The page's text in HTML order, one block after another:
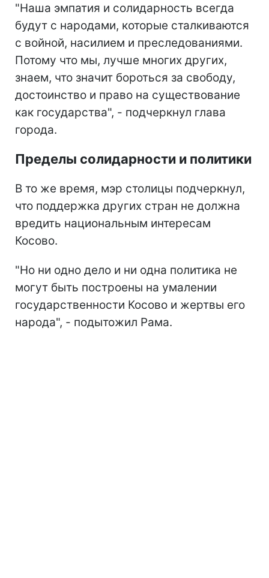
"Наша эмпатия и солидарность всегда
будут с народами, которые сталкиваются
с войной, насилием и преследованиями.
Потому что мы, лучше многих других,
знаем, что значит бороться за свободу,
достоинство и право на существование
как государства", - подчеркнул глава
города.
Пределы солидарности и политики
В то же время, мэр столицы подчеркнул,
что поддержка других стран не должна
вредить национальным интересам
Косово.
"Но ни одно дело и ни одна политика не
могут быть построены на умалении
государственности Косово и жертвы его
народа", - подытожил Рама.